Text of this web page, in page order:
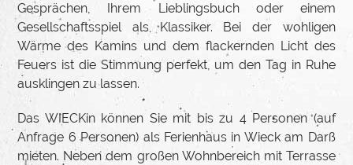
Gesprächen, Ihrem Lieblingsbuch oder einem
Gesellschaftsspiel als Klassiker. Bei der wohligen
Wärme des Kamins und dem flackernden Licht des
Feuers ist die Stimmung perfekt, um den Tag in Ruhe
ausklingen zu lassen.
Das WIECKin können Sie mit bis zu 4 Personen (auf
Anfrage 6 Personen) als Ferienhaus in Wieck am Darß
mieten. Neben dem großen Wohnbereich mit Terrasse